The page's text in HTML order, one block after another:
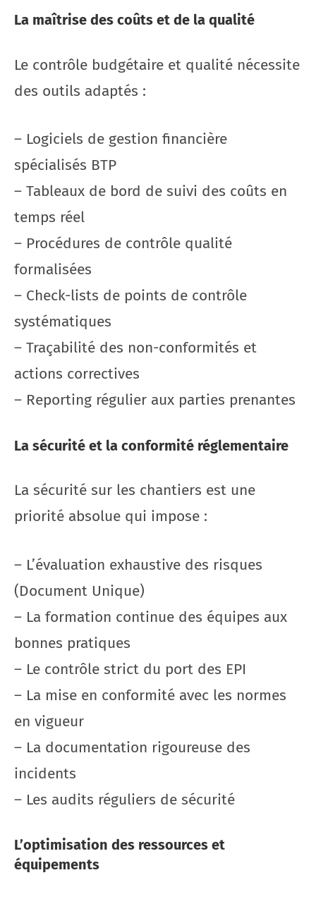
La maîtrise des coûts et de la qualité
Le contrôle budgétaire et qualité nécessite
des outils adaptés :
– Logiciels de gestion financière
spécialisés BTP
– Tableaux de bord de suivi des coûts en
temps réel
– Procédures de contrôle qualité
formalisées
– Check-lists de points de contrôle
systématiques
– Traçabilité des non-conformités et
actions correctives
– Reporting régulier aux parties prenantes
La sécurité et la conformité réglementaire
La sécurité sur les chantiers est une
priorité absolue qui impose :
– L’évaluation exhaustive des risques
(Document Unique)
– La formation continue des équipes aux
bonnes pratiques
– Le contrôle strict du port des EPI
– La mise en conformité avec les normes
en vigueur
– La documentation rigoureuse des
incidents
– Les audits réguliers de sécurité
L’optimisation des ressources et
équipements